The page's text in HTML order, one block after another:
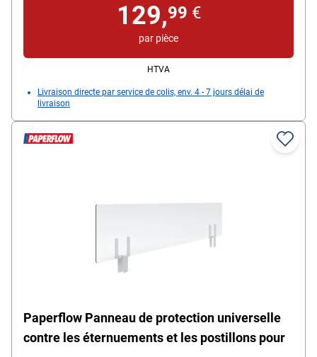
livraison comprend un ruban adhésif double face sur
la face inférieure des pieds pour une fixation
optionnelle sur les comptoirs ou les bureaux, matériau
: acrylique, dimensions de la vitre (L/H) : 80 x 66 cm,
3,9 kg
129,99 €
par pièce
HTVA
Livraison directe par service de colis, env. 4 - 7 jours délai de
livraison
Paperflow Panneau de protection universelle
contre les éternuements et les postillons pour